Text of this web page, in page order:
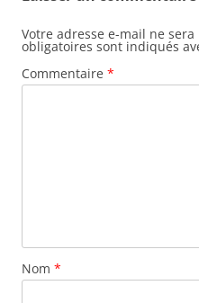
Votre adresse e-mail ne
obligatoires sont indiqués
Commentaire *
Nom *